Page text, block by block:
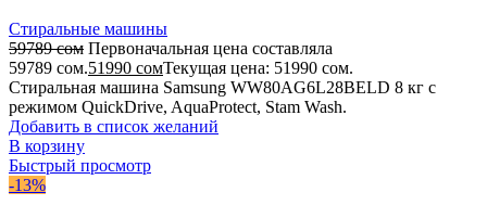
Стиральные машины
59789сом Первоначальная цена составляла
59789 сом.51990 сомТекущая цена: 51990 сом.
Стиральная машина Samsung WW80AG6L28BELD 8 кг с
режимом QuickDrive, AquaProtect, Stam Wash.
Добавить в список желаний
В корзину
Быстрый просмотр
-13%